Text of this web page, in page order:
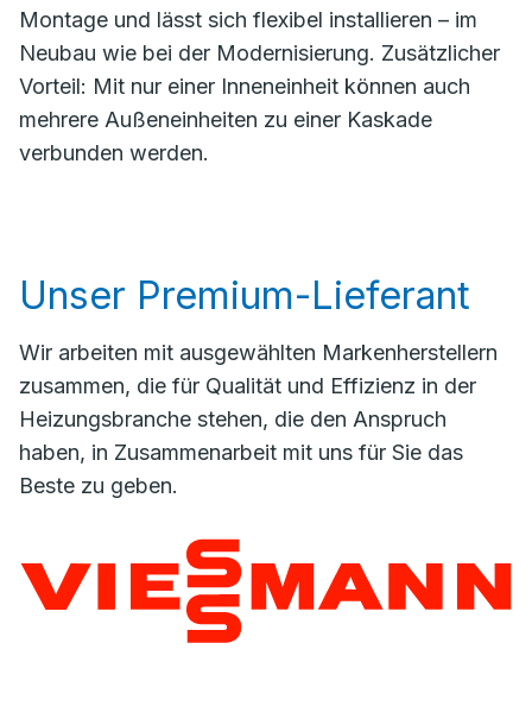
Montage und lässt sich flexibel installieren – im
Neubau wie bei der Modernisierung. Zusätzlicher
Vorteil: Mit nur einer Inneneinheit können auch
mehrere Außeneinheiten zu einer Kaskade
verbunden werden.
Unser Premium-Lieferant
Wir arbeiten mit ausgewählten Markenherstellern
zusammen, die für Qualität und Effizienz in der
Heizungsbranche stehen, die den Anspruch
haben, in Zusammenarbeit mit uns für Sie das
Beste zu geben.